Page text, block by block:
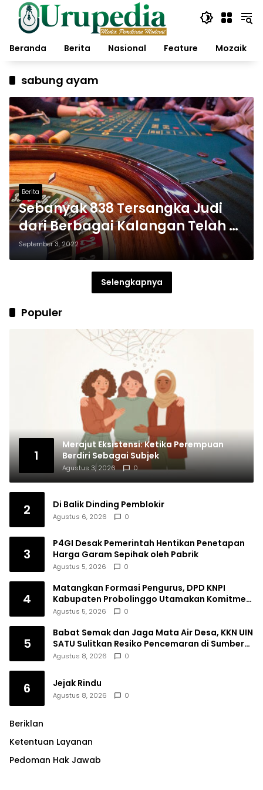
Langsung
konten
Beranda
Berita Nasional Feature Mozaik
sabung ayam
Berita
Sebanyak 838 Tersangka Judi
dari Berbagai Kalangan Telah di
Amankan Polda Jatim
September 3, 2022
Selengkapnya
Populer
1
Merajut Eksistensi: Ketika Perempuan
Berdiri Sebagai Subjek
Agustus 3, 2026 0
2 Di Balik Dinding Pemblokir
Agustus 6, 2026 0
3
P4GI Desak Pemerintah Hentikan Penetapan
Harga Garam Sepihak oleh Pabrik
Agustus 5, 2026 0
4
Matangkan Formasi Pengurus, DPD KNPI
Kabupaten Probolinggo Utamakan Komitmen
dan Kinerja
Agustus 5, 2026 0
5
Babat Semak dan Jaga Mata Air Desa, KKN UIN
SATU Sulitkan Resiko Pencemaran di Sumber
Ngumbul
Agustus 8, 2026 0
6 Jejak Rindu
Agustus 8, 2026 0
Beriklan
Ketentuan Layanan
Pedoman Hak Jawab